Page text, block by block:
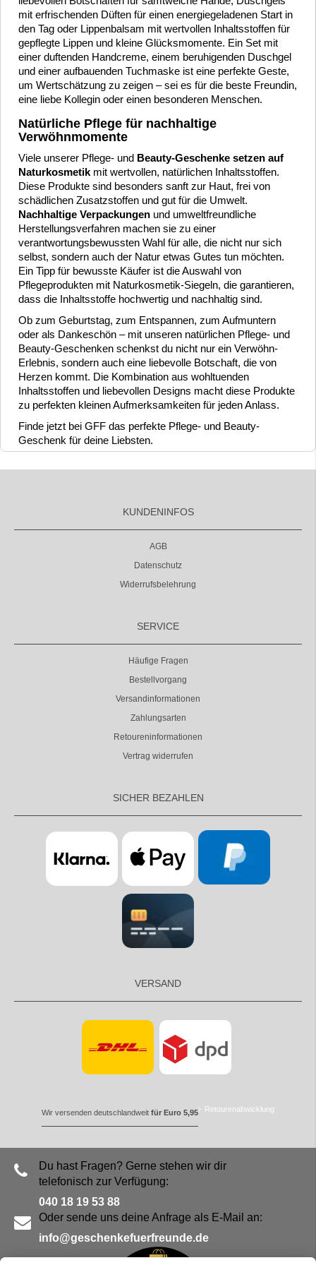
mit erfrischenden Düften für einen energiegeladenen Start in
den Tag oder Lippenbalsam mit wertvollen Inhaltsstoffen für
gepflegte Lippen und kleine Glücksmomente. Ein Set mit
einer duftenden Handcreme, einem beruhigenden Duschgel
und einer aufbauenden Tuchmaske ist eine perfekte Geste,
um Wertschätzung zu zeigen – sei es für die beste Freundin,
eine liebe Kollegin oder einen besonderen Menschen.
Natürliche Pflege für nachhaltige
Verwöhnmomente
Viele unserer Pflege- und Beauty-Geschenke setzen auf
Naturkosmetikmit wertvollen, natürlichen Inhaltsstoffen.
Diese Produkte sind besonders sanft zur Haut, frei von
schädlichen Zusatzstoffen und gut für die Umwelt.
Nachhaltige Verpackungen und umweltfreundliche
Herstellungsverfahren machen sie zu einer
verantwortungsbewussten Wahl für alle, die nicht nur sich
selbst, sondern auch der Natur etwas Gutes tun möchten.
Ein Tipp für bewusste Käufer ist die Auswahl von
Pflegeprodukten mit Naturkosmetik-Siegeln, die garantieren,
dass die Inhaltsstoffe hochwertig und nachhaltig sind.
Ob zum Geburtstag, zum Entspannen, zum Aufmuntern
oder als Dankeschön – mit unseren natürlichen Pflege- und
Beauty-Geschenken schenkst du nicht nur ein Verwöhn-
Erlebnis, sondern auch eine liebevolle Botschaft, die von
Herzen kommt. Die Kombination aus wohltuenden
Inhaltsstoffen und liebevollen Designs macht diese Produkte
zu perfekten kleinen Aufmerksamkeiten für jeden Anlass.
Finde jetzt bei GFF das perfekte Pflege- und Beauty-
Geschenk für deine Liebsten.
KUNDENINFOS
AGB
Datenschutz
Widerrufsbelehrung
SERVICE
Häufige Fragen
Bestellvorgang
Versandinformationen
Zahlungsarten
Retoureninformationen
Vertrag widerrufen
SICHER BEZAHLEN
VERSAND
Wir versenden deutschlandweit für Euro 5,95 Retourenabwicklung
Du hast Fragen? Gerne stehen wir dir
telefonisch zur Verfügung:
040 18 19 53 88
Oder sende uns deine Anfrage als E-Mail an:
info@geschenkefuerfreunde.de